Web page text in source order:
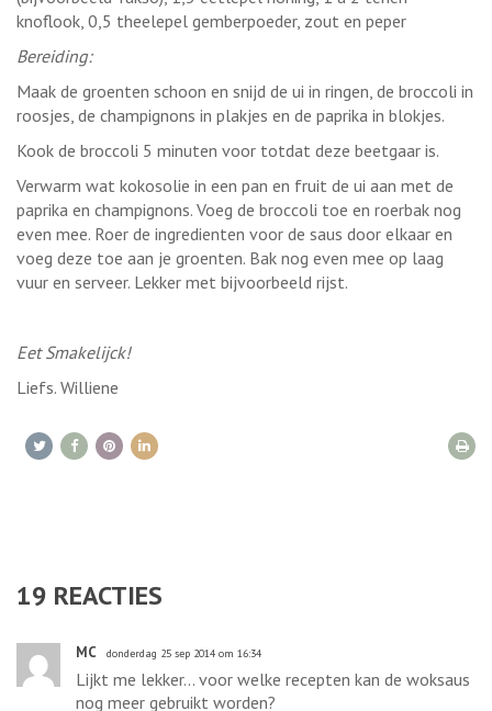
knoflook, 0,5 theelepel gemberpoeder, zout en peper
Bereiding:
Maak de groenten schoon en snijd de ui in ringen, de broccoli in
roosjes, de champignons in plakjes en de paprika in blokjes.
Kook de broccoli 5 minuten voor totdat deze beetgaar is.
Verwarm wat kokosolie in een pan en fruit de ui aan met de
paprika en champignons. Voeg de broccoli toe en roerbak nog
even mee. Roer de ingredienten voor de saus door elkaar en
voeg deze toe aan je groenten. Bak nog even mee op laag
vuur en serveer. Lekker met bijvoorbeeld rijst.
Eet Smakelijck!
Liefs. Williene
19 REACTIES
MC donderdag 25 sep 2014 om 16:34
Lijkt me lekker... voor welke recepten kan de woksaus
nog meer gebruikt worden?